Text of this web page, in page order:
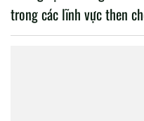
trong các lĩnh vực then